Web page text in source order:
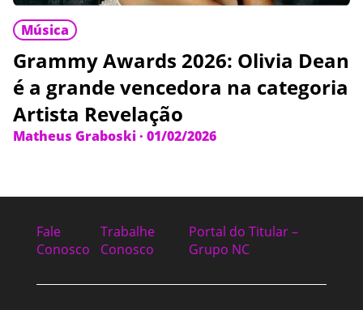
Música
Grammy Awards 2026: Olivia Dean
é a grande vencedora na categoria
Artista Revelação
Matheus Graboski· 01/02/2026
Fale
Conosco
Trabalhe
Conosco
Portal do Titular –
Grupo NC